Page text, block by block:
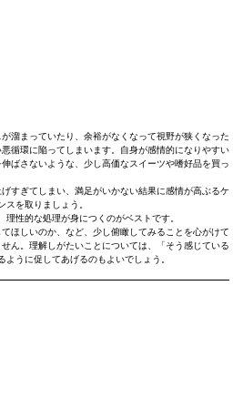
溜まっていたり、余裕がなくなって視野が狭くなった
循環に陥ってしまいます。自身が感情的になりやすい
ばさないような、少し高価なスイーツや嗜好品を買っ
すぎてしまい、満足がいかない結果に感情が高ぶるケ
を取りましょう。
性的な処理が身につくのがベストです。
ほしいのか、など、少し俯瞰してみることを心がけて
ん。理解しがたいことについては、「そう感じている
うに促してあげるのもよいでしょう。